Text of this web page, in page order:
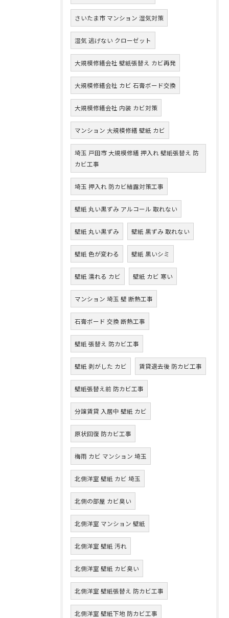
さいたま市 マンション 湿気対策
湿気 逃げない クローゼット
大規模修繕会社 壁紙張替え カビ再発
大規模修繕会社 カビ 石膏ボード交換
大規模修繕会社 内装 カビ対策
マンション 大規模修繕 壁紙 カビ
埼玉 戸田市 大規模修繕 押入れ 壁紙張替え 防
カビ工事
埼玉 押入れ 防カビ結露対策工事
壁紙 丸い黒ずみ アルコール 取れない
壁紙 丸い黒ずみ 壁紙 黒ずみ 取れない
壁紙 色が変わる 壁紙 黒いシミ
壁紙 濡れる カビ 壁紙 カビ 寒い
マンション 埼玉 壁 断熱工事
石膏ボード 交換 断熱工事
壁紙 張替え 防カビ工事
壁紙 剥がした カビ 賃貸退去後 防カビ工事
壁紙張替え前 防カビ工事
分譲賃貸 入居中 壁紙 カビ
原状回復 防カビ工事
梅雨 カビ マンション 埼玉
北側洋室 壁紙 カビ 埼玉
北側の部屋 カビ臭い
北側洋室 マンション 壁紙
北側洋室 壁紙 汚れ
北側洋室 壁紙 カビ臭い
北側洋室 壁紙張替え 防カビ工事
北側洋室 壁紙下地 防カビ工事